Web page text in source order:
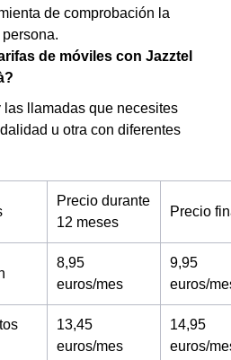
de comprobación la
de móviles con Jazztel
llamadas que necesites
u otra con diferentes
Precio durante
12 meses
Precio
8,95
euros/mes
9,95
euros/
13,45
euros/mes
14,95
euros/